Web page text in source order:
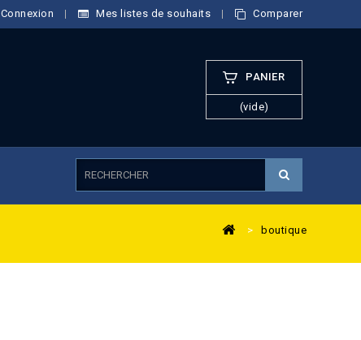
Connexion Mes listes de souhaits Comparer
PANIER
(vide)
> boutique